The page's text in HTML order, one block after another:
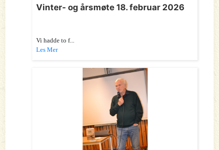
Vinter- og årsmøte 18. februar 2026
Vi hadde to f...
Les Mer